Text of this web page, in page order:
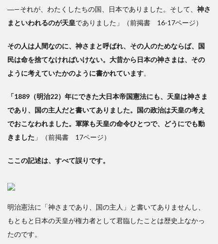
―—それが、わたくしたちの国、日本でありました。そして、 神さ
まといわれるのが天皇でありました」（前掲書 16-17ページ）
その人は人間なのに、神さまと呼ばれ、その人のためならば、国
民は命を捨てなければいけない。大昔から日本の神さまは、その
ように考えていたかのように書かれています。
「1889（明治22）年にできた大日本帝国憲法にも、天皇は神さま
であり、国の主人だと書いてありました。国の政治は天皇の考え
でおこなわれました。軍隊も天皇の命令ひとつで、どうにでも動
きました 」（前掲書 17ページ）
ここの記述は、すべて誤りです。
明治憲法に「神さまであり、国の主人」と書いてありませんし、
もともと日本の天皇が権力者として君臨したことは歴史上なかっ
たのです。